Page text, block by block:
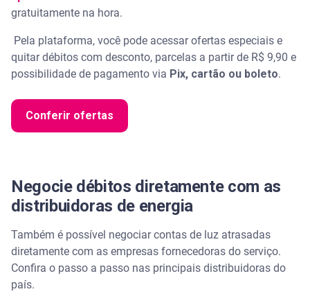
gratuitamente na hora.
Pela plataforma, você pode acessar ofertas especiais e
quitar débitos com desconto, parcelas a partir de R$ 9,90 e
possibilidade de pagamento via Pix, cartão ou boleto.
Conferir ofertas
Negocie débitos diretamente com as
distribuidoras de energia
Também é possível negociar contas de luz atrasadas
diretamente com as empresas fornecedoras do serviço.
Confira o passo a passo nas principais distribuidoras do
país.